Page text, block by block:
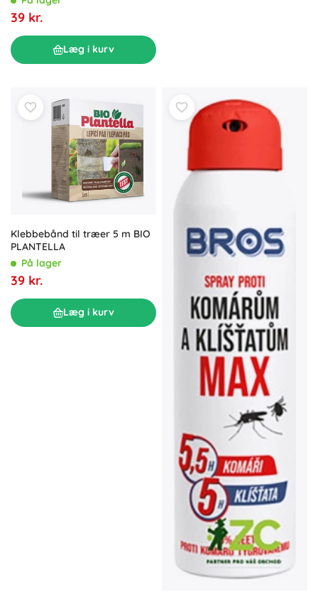
39 kr.
Læg i kurv
Klebbebånd til træer 5 m BIO
PLANTELLA
På lager
39 kr.
Læg i kurv